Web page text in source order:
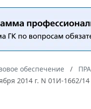
обеспечение
2014 г. N 01И-1662/